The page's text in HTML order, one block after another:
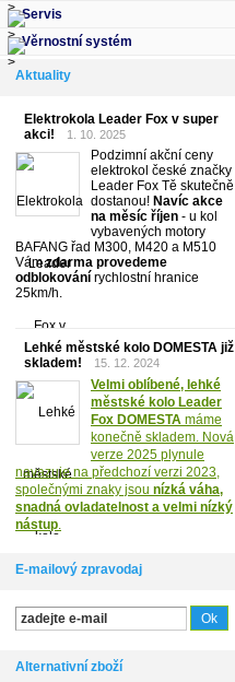
Servis
Věrnostní systém
Aktuality
Elektrokola Leader Fox v super
akci!
1. 10. 2025
Podzimní akční ceny
elektrokol české značky
Leader Fox Tě skutečně
dostanou! Navíc akce
na měsíc říjen - u kol
vybavených motory
BAFANG řad M300, M420 a M510
Vámzdarma provedeme
odblokování rychlostní hranice
25km/h.
Lehké městské kolo DOMESTA již
skladem!
15. 12. 2024
Velmi oblíbené, lehké
městské kolo Leader
Fox DOMESTA máme
konečně skladem. Nová
verze 2025 plynule
navazuje na předchozí verzi 2023,
společnými znaky jsou nízká váha,
snadná ovladatelnost a velmi nízký
nástup.
E-mailový zpravodaj
Alternativní zboží